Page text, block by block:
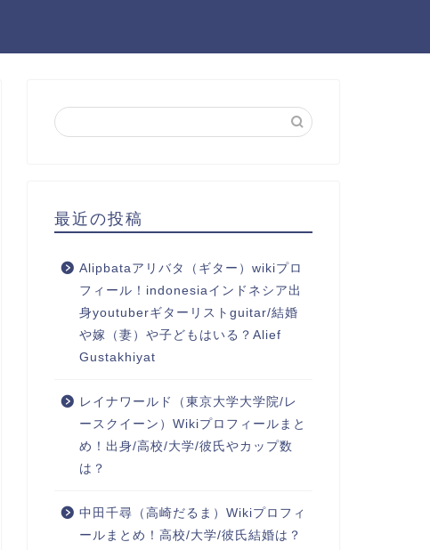
最近の投稿
Alipbataアリバタ（ギター）wikiプロ
フィール！indonesiaインドネシア出
身youtuberギターリストguitar/結婚
や嫁（妻）や子どもはいる？Alief
Gustakhiyat
レイナワールド（東京大学大学院/レ
ースクイーン）Wikiプロフィールまと
め！出身/高校/大学/彼氏やカップ数
は？
中田千尋（高崎だるま）Wikiプロフィ
ールまとめ！高校/大学/彼氏結婚は？